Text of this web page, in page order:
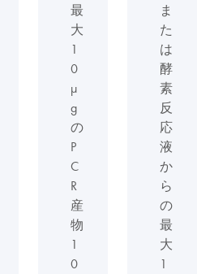
最
大
1
0
µ
g
の
P
C
R
産
物
1
0
ま
た
は
酵
素
反
応
液
か
ら
の
最
大
1